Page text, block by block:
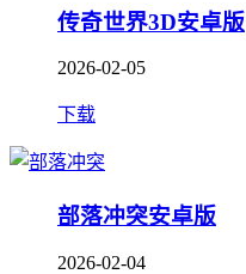
传奇世界3D安卓版
2026-02-05
下载
部落冲突安卓版
2026-02-04